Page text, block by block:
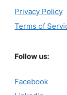
Privacy Policy
Terms of
Follow us:
Facebook